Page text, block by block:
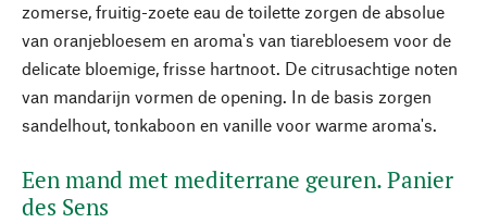
zomerse, fruitig-zoete eau de toilette zorgen de absolue
van oranjebloesem en aroma's van tiarebloesem voor de
delicate bloemige, frisse hartnoot. De citrusachtige noten
van mandarijn vormen de opening. In de basis zorgen
sandelhout, tonkaboon en vanille voor warme aroma's.
Een mand met mediterrane geuren. Panier
des Sens